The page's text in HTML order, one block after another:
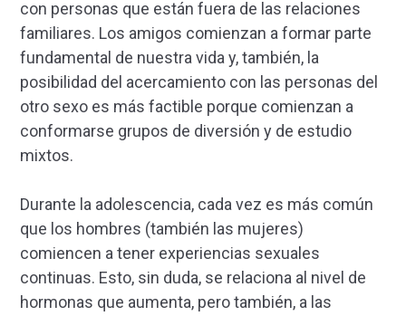
con personas que están fuera de las relaciones
familiares. Los amigos comienzan a formar parte
fundamental de nuestra vida y, también, la
posibilidad del acercamiento con las personas del
otro sexo es más factible porque comienzan a
conformarse grupos de diversión y de estudio
mixtos.
Durante la adolescencia, cada vez es más común
que los hombres (también las mujeres)
comiencen a tener experiencias sexuales
continuas. Esto, sin duda, se relaciona al nivel de
hormonas que aumenta, pero también, a las